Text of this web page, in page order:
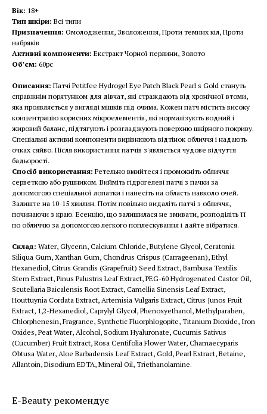
Вік: 18+
Тип шкіри: Всі типи
Призначення: Омолодження, Зволоження, Проти темних кіл, Проти
набряків
Активні компоненти: Екстракт Чорної перлини, Золото
Об'єм: 60pc
Описання: Патчі Petitfee Hydrogel Eye Patch Black Pearl s Gold стануть
справжнім порятунком для дівчат, які страждають від хронічної втоми,
яка проявляється у вигляді мішків під очима. Кожен патч містить високу
концентрацію корисних мікроелементів, які нормалізують водний і
жировий баланс, підтягують і розгладжують поверхню шкірного покриву.
Спеціальні активні компоненти вирівнюють відтінок обличчя і надають
очках сяйво. Після використання патчів з'являється чудове відчуття
бадьорості.
Спосіб використання: Ретельно вмийтеся і промокніть обличчя
серветкою або рушником. Вийміть гідрогелеві патчі з пачки за
допомогою спеціальної лопатки і нанесіть на область навколо очей.
Залиште на 10-15 хвилин. Потім повільно видаліть патчі з обличчя,
починаючи з краю. Есенцію, що залишилася не змивати, розподіліть її
по обличчю за допомогою легкого поплескування і дайте вібратися.
Склад: Water, Glycerin, Calcium Chloride, Butylene Glycol, Ceratonia
Siliqua Gum, Xanthan Gum, Chondrus Crispus (Carrageenan), Ethyl
Hexanediol, Citrus Grandis (Grapefruit) Seed Extract, Bambusa Textilis
Stem Extract, Pinus Palustris Leaf Extract, PEG-60 Hydrogenated Castor Oil,
Scutellaria Baicalensis Root Extract, Camellia Sinensis Leaf Extract,
Houttuynia Cordata Extract, Artemisia Vulgaris Extract, Citrus Junos Fruit
Extract, 1,2-Hexanediol, Caprylyl Glycol, Phenoxyethanol, Methylparaben,
Chlorphenesin, Fragrance, Synthetic Fluorphlogopite, Titanium Dioxide, Iron
Oxides, Peat Water, Alcohol, Sodium Hyaluronate, Cucumis Sativus
(Cucumber) Fruit Extract, Rosa Centifolia Flower Water, Chamaecyparis
Obtusa Water, Aloe Barbadensis Leaf Extract, Gold, Pearl Extract, Betaine,
Allantoin, Disodium EDTA, Mineral Oil, Triethanolamine.
E-Beauty рекомендує